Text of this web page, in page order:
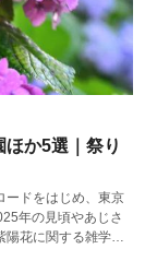
か5選｜祭り
ードをはじめ、東京
年の見頃やあじさ
陽花に関する雑学も